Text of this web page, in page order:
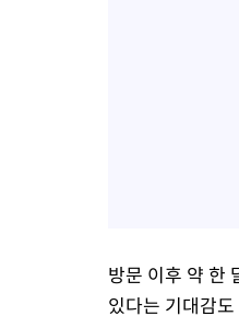
방문 이후 약 한
있다는 기대감